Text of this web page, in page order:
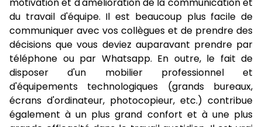
du travail d'équipe. Il est beaucoup plus facile de
communiquer avec vos collègues et de prendre des
décisions que vous deviez auparavant prendre par
téléphone ou par Whatsapp. En outre, le fait de
disposer d'un mobilier professionnel et
d'équipements technologiques (grands bureaux,
écrans d'ordinateur, photocopieur, etc.) contribue
également à un plus grand confort et à une plus